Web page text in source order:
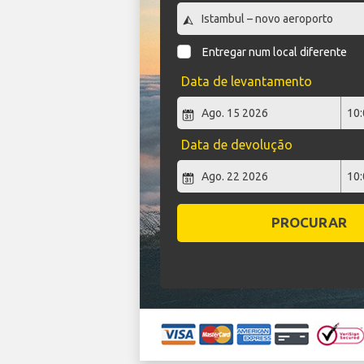
Entregar num local diferente
Data de levantamento
Data de devolução
PROCURAR